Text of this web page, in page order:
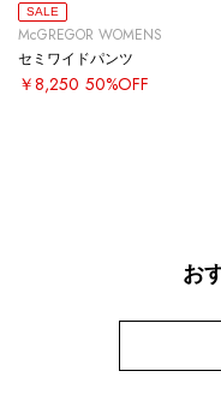
SALE
McGREGOR WOMENS
セミワイドパンツ
￥8,250 50%OFF
お